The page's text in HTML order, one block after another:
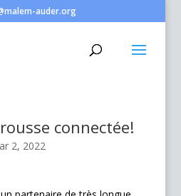
auder.org
connectée!
2, 2022